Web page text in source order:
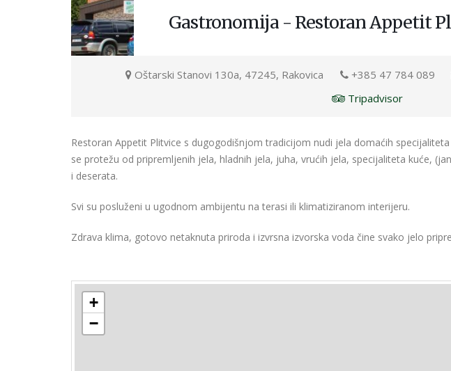
Gastronomija - Restoran Appetit
Oštarski Stanovi 130a, 47245, Rakovica +385 47 784 089
Tripadvisor
Restoran Appetit Plitvice s dugogodišnjom tradicijom nudi jela domaćih
se protežu od pripremljenih jela, hladnih jela, juha, vrućih jela, specijaliteta kuće,
i deserata.
Svi su posluženi u ugodnom ambijentu na terasi ili klimatiziranom interijeru.
Zdrava klima, gotovo netaknuta priroda i izvrsna izvorska voda čine svako jelo
+
−